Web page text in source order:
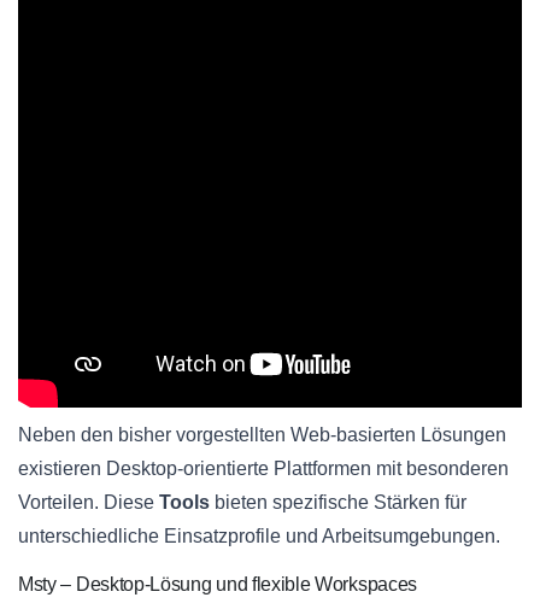
Neben den bisher vorgestellten Web-basierten Lösungen
existieren Desktop-orientierte Plattformen mit besonderen
Vorteilen. Diese Tools bieten spezifische Stärken für
unterschiedliche Einsatzprofile und Arbeitsumgebungen.
Msty – Desktop-Lösung und flexible Workspaces